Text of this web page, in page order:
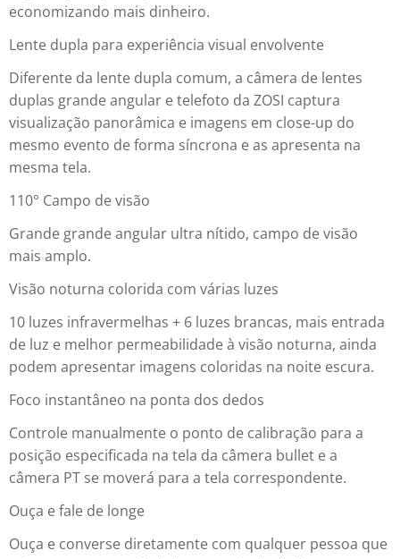
economizando mais dinheiro.
Lente dupla para experiência visual envolvente
Diferente da lente dupla comum, a câmera de lentes
duplas grande angular e telefoto da ZOSI captura
visualização panorâmica e imagens em close-up do
mesmo evento de forma síncrona e as apresenta na
mesma tela.
110° Campo de visão
Grande grande angular ultra nítido, campo de visão
mais amplo.
Visão noturna colorida com várias luzes
10 luzes infravermelhas + 6 luzes brancas, mais entrada
de luz e melhor permeabilidade à visão noturna, ainda
podem apresentar imagens coloridas na noite escura.
Foco instantâneo na ponta dos dedos
Controle manualmente o ponto de calibração para a
posição especificada na tela da câmera bullet e a
câmera PT se moverá para a tela correspondente.
Ouça e fale de longe
Ouça e converse diretamente com qualquer pessoa que